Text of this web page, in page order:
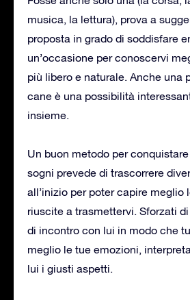
musica, la lettura), prova a
proposta in grado di soddisfare
un’occasione per conoscervi
più libero e naturale. Anche una
cane è una possibilità
insieme.
Un buon metodo per
sogni prevede di trascorrere
all’inizio per poter capire meglio
riuscite a trasmettervi. Sforzati
di incontro con lui in modo che
meglio le tue emozioni,
lui i giusti aspetti.